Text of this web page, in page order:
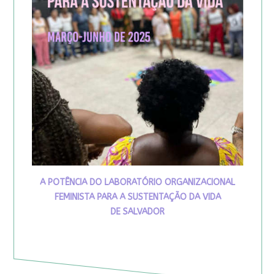
A POTÊNCIA DO LABORATÓRIO ORGANIZACIONAL
FEMINISTA PARA A SUSTENTAÇÃO DA VIDA
DE SALVADOR